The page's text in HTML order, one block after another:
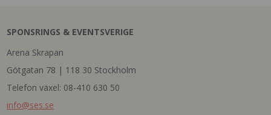
SPONSRINGS & EVENTSVERIGE
Arena Skrapan
Götgatan 78 | 118 30 Stockholm
Telefon växel: 08-410 630 50
info@ses.se